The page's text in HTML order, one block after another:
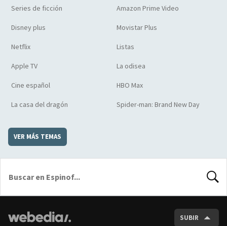
Series de ficción Amazon Prime Video
Disney plus Movistar Plus
Netflix Listas
Apple TV La odisea
Cine español HBO Max
La casa del dragón Spider-man: Brand New Day
VER MÁS TEMAS
SUBIR